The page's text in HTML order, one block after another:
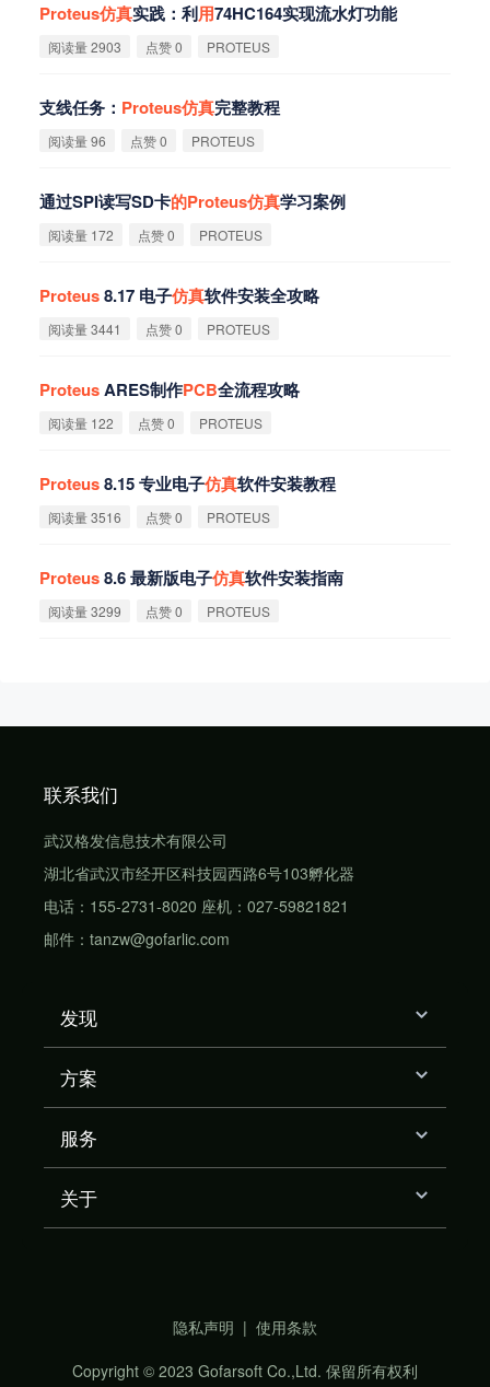
Proteus仿真实践：利用74HC164实现流水灯功能
阅读量 2903 点赞 0 PROTEUS
支线任务： Proteus仿真完整教程
阅读量 96 点赞 0 PROTEUS
通过SPI读写SD卡的Proteus仿真学习案例
阅读量 172 点赞 0 PROTEUS
Proteus8.17 电子仿真软件安装全攻略
阅读量 3441 点赞 0 PROTEUS
ProteusARES制作PCB全流程攻略
阅读量 122 点赞 0 PROTEUS
Proteus8.15 专业电子仿真软件安装教程
阅读量 3516 点赞 0 PROTEUS
Proteus8.6 最新版电子仿真软件安装指南
阅读量 3299 点赞 0 PROTEUS
联系我们
武汉格发信息技术有限公司
湖北省武汉市经开区科技园西路6号103孵化器
电话：155-2731-8020 座机：027-59821821
邮件：tanzw@gofarlic.com
发现
方案
服务
关于
隐私声明 | 使用条款
Copyright © 2023 Gofarsoft Co.,Ltd. 保留所有权利